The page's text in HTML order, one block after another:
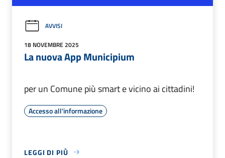
AVVISI
18 NOVEMBRE 2025
La nuova App Municipium
per un Comune più smart e vicino ai cittadini!
Accesso all'informazione
LEGGI DI PIÙ